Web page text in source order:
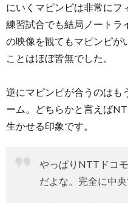
にいくマピンピは非常にフ
練習試合でも結局ノートラ
の映像を観てもマピンピが
ことはほぼ皆無でした。
逆にマピンピが合うのはも
ーム。どちらかと言えば
生かせる印象です。
やっぱりNTTドコ
だよな。完全に中